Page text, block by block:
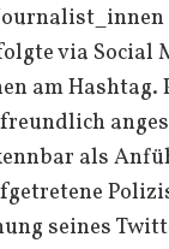
via Social
am Hashtag.
als
seines